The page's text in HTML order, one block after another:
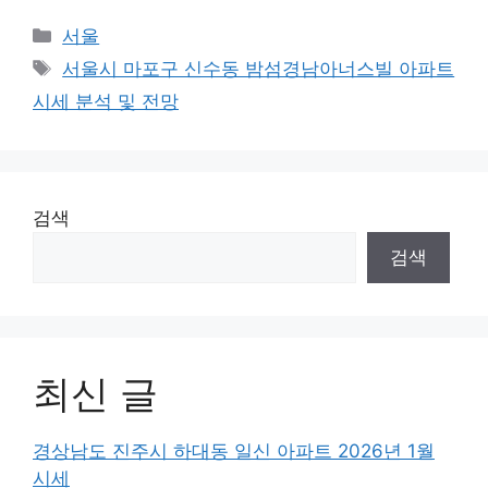
Categories
서울
Tags
서울시 마포구 신수동 밤섬경남아너스빌 아파트
시세 분석 및 전망
검색
검색
최신 글
경상남도 진주시 하대동 일신 아파트 2026년 1월
시세